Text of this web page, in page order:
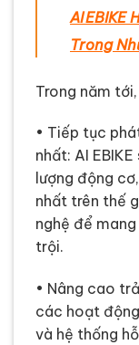
AI EBIKE
Trong
Trong năm
• Tiếp tục
nhất: AI
lượng động
nhất trên thế
nghệ để
trội.
• Nâng cao
các hoạt
và hệ thống